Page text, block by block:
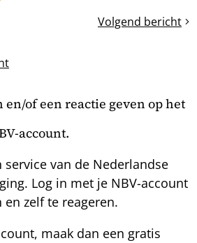
Volgend bericht
Opkomende
of een reactie geven op het
account.
van de Nederlandse
Log in met je NBV-account
zelf te reageren.
maak dan een gratis